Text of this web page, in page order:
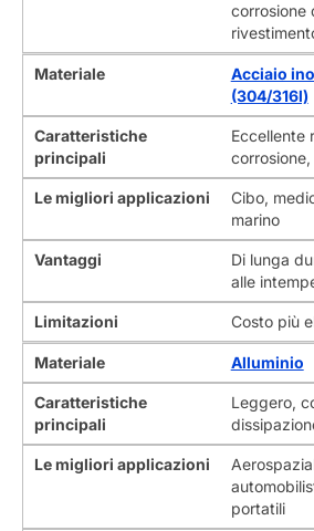
corrosione
Materiale
Acciaio
(304/316l)
Caratteristiche
principali
Eccellente
Le migliori applicazioni
Cibo,
marino
Vantaggi
Di lunga
alle
Limitazioni Costo più
Materiale Alluminio
Caratteristiche
principali
Leggero,
Le migliori applicazioni
portatili